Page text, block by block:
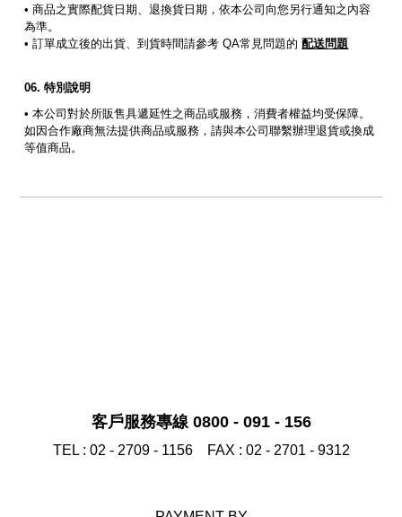
• 商品之實際配貨日期、退換貨日期，依本公司向您另行通知之內容
為準。
• 訂單成立後的出貨、到貨時間請參考 QA常見問題的配送問題
特別說明
• 本公司對於所販售具遞延性之商品或服務，消費者權益均受保障。
如因合作廠商無法提供商品或服務，請與本公司聯繫辦理退貨或換成
等值商品。
客戶服務專線 0800 - 091 - 156
TEL : 02 - 2709 - 1156 FAX : 02 - 2701 - 9312